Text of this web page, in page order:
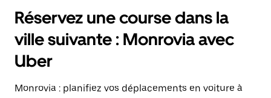
Réservez une course dans la
ville suivante : Monrovia avec
Uber
Monrovia : planifiez vos déplacements en voiture à